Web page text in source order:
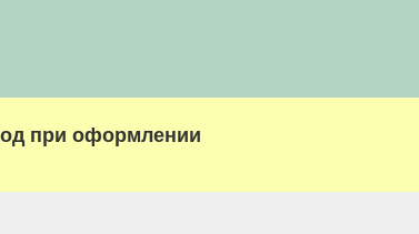
при оформлении